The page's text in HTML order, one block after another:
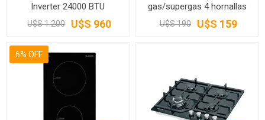
Inverter 24000 BTU
U$S 1.200 U$S 960
gas/supergas 4 hornallas
inox James
U$S 190 U$S 159
6% OFF